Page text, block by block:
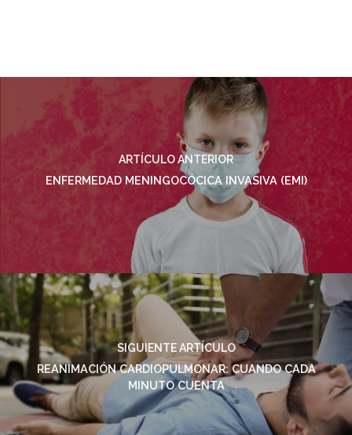
ARTÍCULO ANTERIOR
ENFERMEDAD MENINGOCÓCICA INVASIVA (EMI)
SIGUIENTE ARTÍCULO
REANIMACIÓN CARDIOPULMONAR: CUANDO CADA
MINUTO CUENTA